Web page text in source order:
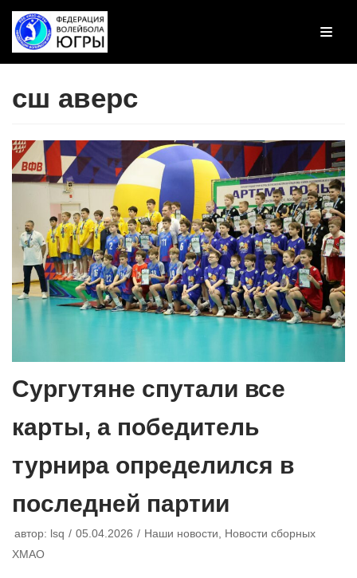
Перейти
к
сш аверс
Сургутяне спутали все
карты, а победитель
турнира определился в
последней партии
автор: lsq 05.04.2026 Наши новости
Новости сборных
ХМАО